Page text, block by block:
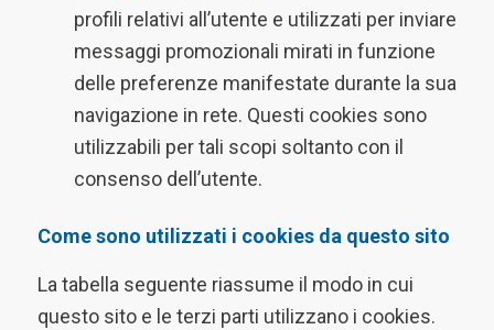
profili relativi all’utente e utilizzati per inviare
messaggi promozionali mirati in funzione
delle preferenze manifestate durante la sua
navigazione in rete. Questi cookies sono
utilizzabili per tali scopi soltanto con il
consenso dell’utente.
Come sono utilizzati i cookies da questo sito
La tabella seguente riassume il modo in cui
questo sito e le terzi parti utilizzano i cookies.